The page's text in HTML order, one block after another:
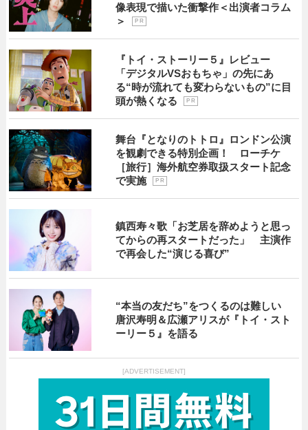
像表現で描いた衝撃作＜出演者コラム
＞
P R
『トイ・ストーリー５』レビュー
「デジタルVSおもちゃ」の先にあ
る“時が流れても変わらないもの”に目
頭が熱くなる
P R
舞台『となりのトトロ』ロンドン公演
を観劇できる特別企画！ ローチケ
［旅行］海外航空券取扱スタート記念
で実施
P R
鎮西寿々歌「お芝居を辞めようと思っ
てからの再スタートだった」 主演作
で再会した“演じる喜び”
“本当の友だち”をつくるのは難しい
唐沢寿明＆広瀬アリスが『トイ・スト
ーリー５』を語る
[ADVERTISEMENT]